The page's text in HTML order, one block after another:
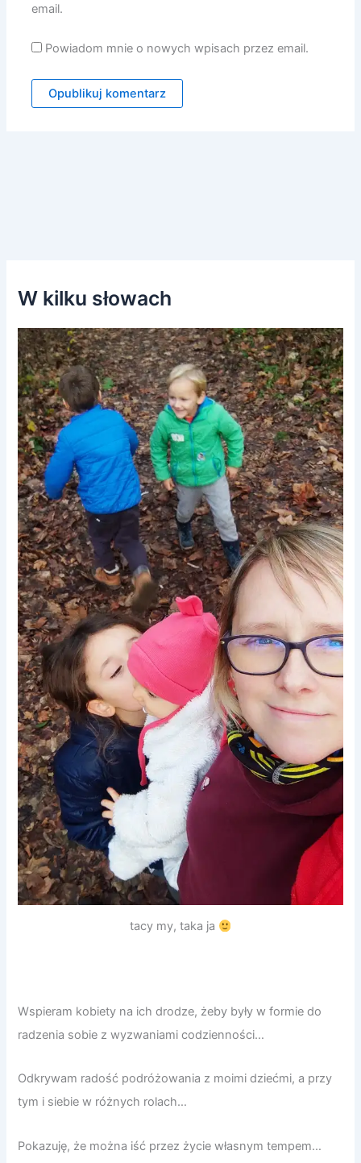
email.
Powiadom mnie o nowych wpisach przez email.
W kilku słowach
tacy my, taka ja
Wspieram kobiety na ich drodze, żeby były w formie do
radzenia sobie z wyzwaniami codzienności…
Odkrywam radość podróżowania z moimi dziećmi, a przy
tym i siebie w różnych rolach…
Pokazuję, że można iść przez życie własnym tempem…